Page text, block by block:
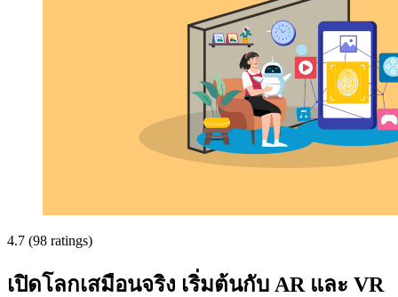
4.7 (98 ratings)
เปิดโลกเสมือนจริง เริ่มต้นกับ AR และ VR